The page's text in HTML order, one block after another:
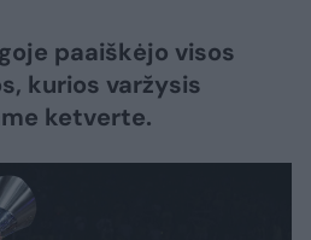
paaiškėjo visos
kurios varžysis
ketverte.